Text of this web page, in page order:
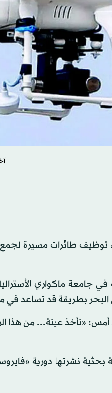
آخر
توظيف طائرات مسيرة
في جامعة ماكواري
بطريقة قد تساعد في
أمس: «نأخذ عينة... من هذا
بحثية نشرتها دورية